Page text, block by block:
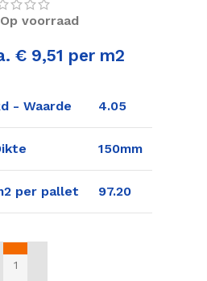
Op voorraad
€ 9,51 per m2
- Waarde 4.05
150mm
per pallet 97.20
AAN WINKELWAGEN